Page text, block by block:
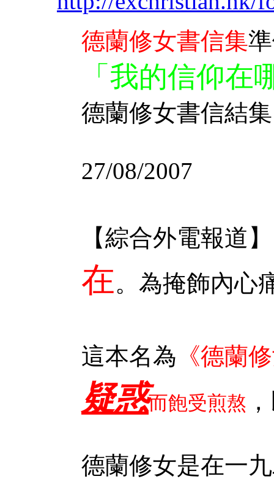
德蘭修女書信集
「我的信仰在
德蘭修女書信結
27/08/2007
【綜合外電報道
在。為掩飾內心
這本名為 《德蘭
疑惑而飽受煎熬
德蘭修女是在一